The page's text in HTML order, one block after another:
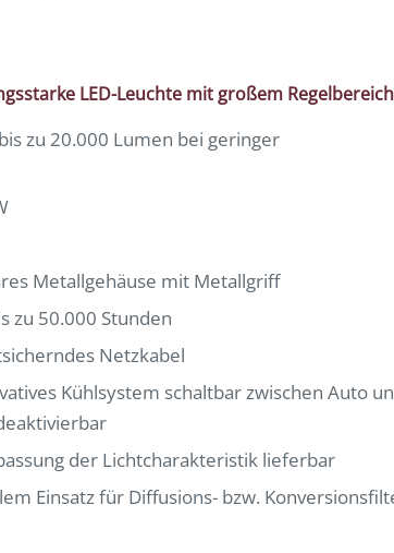
LED-Leuchte mit großem
zu 20.000 Lumen bei geringer
Metallgehäuse mit Metallgriff
zu 50.000 Stunden
Netzkabel
Kühlsystem schaltbar zwischen Auto
der Lichtcharakteristik lieferbar
Einsatz für Diffusions- bzw.